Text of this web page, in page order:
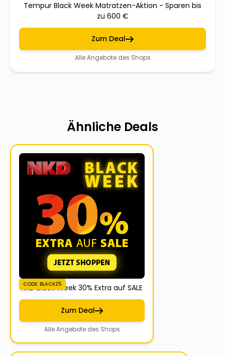
Tempur Black Week Matratzen-Aktion - Sparen bis
zu 600 €
Zum Deal
Alle Angebote des Shops
Ähnliche Deals
CODE: BLACK25
NKD Black Week 30% Extra auf SALE
Zum Deal
Alle Angebote des Shops